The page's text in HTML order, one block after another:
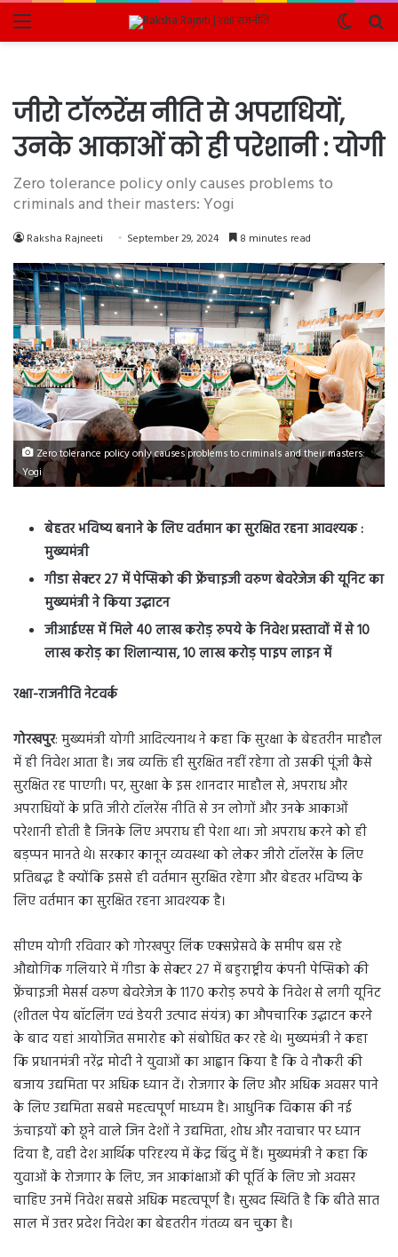
Menu
Switch
skin
जीरो टॉलरेंस नीति से अपराधियों,
उनके आकाओं को ही परेशानी : योगी
Zero tolerance policy only causes problems to
criminals and their masters: Yogi
Raksha Rajneeti September 29, 2024 8 minutes read
Zero tolerance policy only causes problems to criminals and their masters:
Yogi
बेहतर भविष्य बनाने के लिए वर्तमान का सुरक्षित रहना आवश्यक :
मुख्यमंत्री
गीडा सेक्टर 27 में पेप्सिको की फ्रेंचाइजी वरुण बेवरेजेज की यूनिट का
मुख्यमंत्री ने किया उद्घाटन
जीआईएस में मिले 40 लाख करोड़ रुपये के निवेश प्रस्तावों में से 10
लाख करोड़ का शिलान्यास, 10 लाख करोड़ पाइप लाइन में
रक्षा-राजनीति नेटवर्क
गोरखपुर: मुख्यमंत्री योगी आदित्यनाथ ने कहा कि सुरक्षा के बेहतरीन माहौल
में ही निवेश आता है। जब व्यक्ति ही सुरक्षित नहीं रहेगा तो उसकी पूंजी कैसे
सुरक्षित रह पाएगी। पर, सुरक्षा के इस शानदार माहौल से, अपराध और
अपराधियों के प्रति जीरो टॉलरेंस नीति से उन लोगों और उनके आकाओं
परेशानी होती है जिनके लिए अपराध ही पेशा था। जो अपराध करने को ही
बड़प्पन मानते थे। सरकार कानून व्यवस्था को लेकर जीरो टॉलरेंस के लिए
प्रतिबद्ध है क्योंकि इससे ही वर्तमान सुरक्षित रहेगा और बेहतर भविष्य के
लिए वर्तमान का सुरक्षित रहना आवश्यक है।
सीएम योगी रविवार को गोरखपुर लिंक एक्सप्रेसवे के समीप बस रहे
औद्योगिक गलियारे में गीडा के सेक्टर 27 में बहुराष्ट्रीय कंपनी पेप्सिको की
फ्रेंचाइजी मेसर्स वरुण बेवरेजेज के 1170 करोड़ रुपये के निवेश से लगी यूनिट
(शीतल पेय बॉटलिंग एवं डेयरी उत्पाद संयंत्र) का औपचारिक उद्घाटन करने
के बाद यहां आयोजित समारोह को संबोधित कर रहे थे। मुख्यमंत्री ने कहा
कि प्रधानमंत्री नरेंद्र मोदी ने युवाओं का आह्वान किया है कि वे नौकरी की
बजाय उद्यमिता पर अधिक ध्यान दें। रोजगार के लिए और अधिक अवसर पाने
के लिए उद्यमिता सबसे महत्वपूर्ण माध्यम है। आधुनिक विकास की नई
ऊंचाइयों को छूने वाले जिन देशों ने उद्यमिता, शोध और नवाचार पर ध्यान
दिया है, वही देश आर्थिक परिदृश्य में केंद्र बिंदु में हैं। मुख्यमंत्री ने कहा कि
युवाओं के रोजगार के लिए, जन आकांक्षाओं की पूर्ति के लिए जो अवसर
चाहिए उनमें निवेश सबसे अधिक महत्वपूर्ण है। सुखद स्थिति है कि बीते सात
साल में उत्तर प्रदेश निवेश का बेहतरीन गंतव्य बन चुका है।